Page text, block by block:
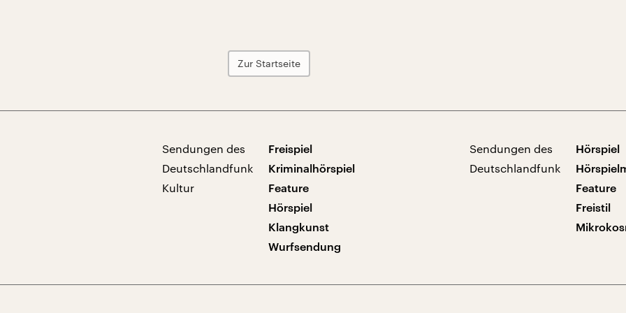
Zur Startseite
Sendungen des
Deutschlandfunk
Kultur
Freispiel
Kriminalhörspiel
Feature
Hörspiel
Klangkunst
Wurfsendung
Sendungen des
Deutschlandfunk
Hörspiel
Feature
Freistil